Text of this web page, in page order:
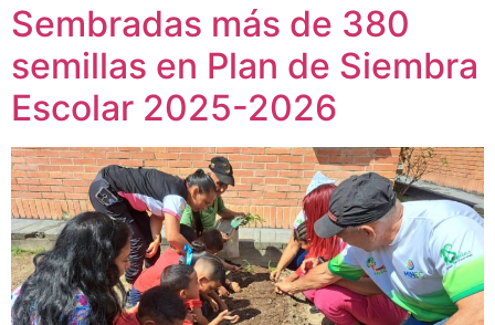
Sembradas más de 380
semillas en Plan de Siembra
Escolar 2025-2026